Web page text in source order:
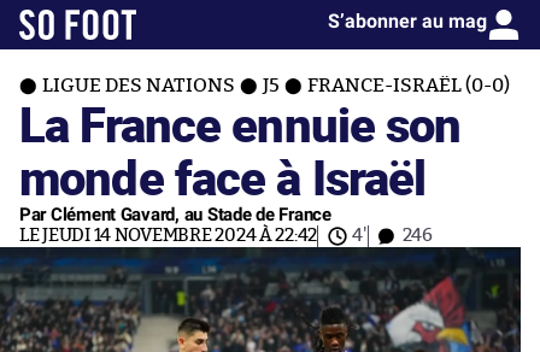
S’abonner au mag
LIGUE DES NATIONS J5 FRANCE-ISRAËL (0-0)
La France ennuie son
monde face à Israël
Par Clément Gavard, au Stade de France
LE JEUDI 14 NOVEMBRE 2024 À 22:42 4' 246